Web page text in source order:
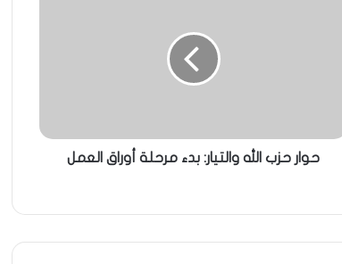
حوار حزب الله والتيار: بدء مرحلة أوراق العمل